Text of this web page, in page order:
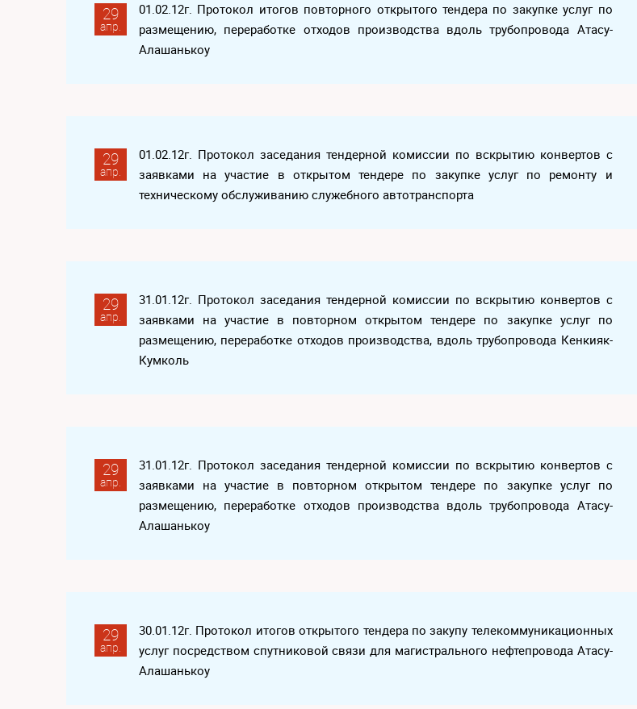
29
апр.
01.02.12г. Протокол итогов повторного открытого тендера по закупке услуг по
размещению, переработке отходов производства вдоль трубопровода Атасу-
Алашанькоу
29
апр.
01.02.12г. Протокол заседания тендерной комиссии по вскрытию конвертов с
заявками на участие в открытом тендере по закупке услуг по ремонту и
техническому обслуживанию служебного автотранспорта
29
апр.
31.01.12г. Протокол заседания тендерной комиссии по вскрытию конвертов с
заявками на участие в повторном открытом тендере по закупке услуг по
размещению, переработке отходов производства, вдоль трубопровода Кенкияк-
Кумколь
29
апр.
31.01.12г. Протокол заседания тендерной комиссии по вскрытию конвертов с
заявками на участие в повторном открытом тендере по закупке услуг по
размещению, переработке отходов производства вдоль трубопровода Атасу-
Алашанькоу
29
апр.
30.01.12г. Протокол итогов открытого тендера по закупу телекоммуникационных
услуг посредством спутниковой связи для магистрального нефтепровода Атасу-
Алашанькоу